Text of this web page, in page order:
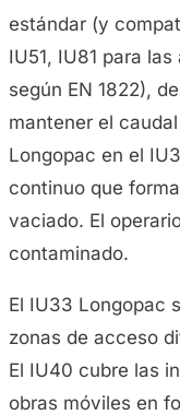
estándar (y
IU51, IU81 para
según EN 1822),
mantener el
Longopac en el
continuo que
vaciado. El
contaminado.
El IU33 Longopac
zonas de acceso
El IU40 cubre las
obras móviles en